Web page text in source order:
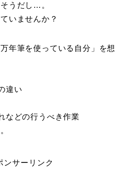
うだし…。
いませんか？
年筆を使っている自分」を想
違い
などの行うべき作業
ンサーリンク